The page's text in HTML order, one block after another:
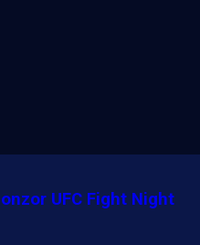
UFC Fight Night